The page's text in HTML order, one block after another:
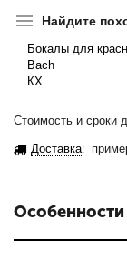
Найдите
Бокалы для
Bach
КХ
Стоимость и сроки
Доставка:
Особенности